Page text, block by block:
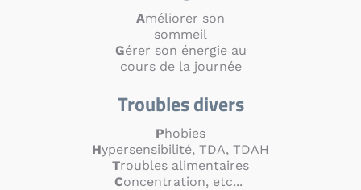
Améliorer son
sommeil
Gérer son énergie au
cours de la journée
Troubles divers
Phobies
Hypersensibilité, TDA, TDAH
Troubles alimentaires
Concentration, etc...